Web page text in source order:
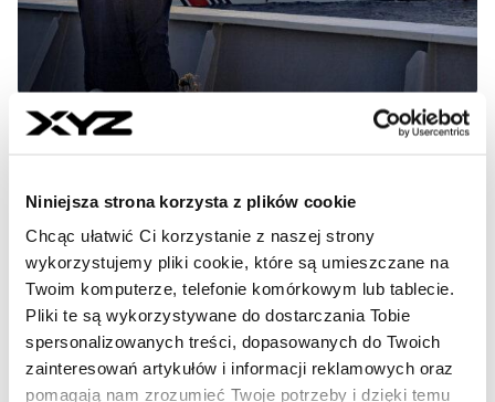
Niniejsza strona korzysta z plików cookie
Chcąc ułatwić Ci korzystanie z naszej strony
wykorzystujemy pliki cookie, które są umieszczane na
Twoim komputerze, telefonie komórkowym lub tablecie.
Pliki te są wykorzystywane do dostarczania Tobie
spersonalizowanych treści, dopasowanych do Twoich
zainteresowań artykułów i informacji reklamowych oraz
pomagają nam zrozumieć Twoje potrzeby i dzięki temu
Filipinach
„Wzywamy UE do autentycznego poszanowania
suwerenności terytorialnej Chin oraz ich praw i interesów
morskich na Morzu Południowochińskim i do
zaprzestania prowokowania problemów” – napisała w
czwartkowym oświadczeniu skierowanym do Brukseli
ambasada ChRL na Filipinach.